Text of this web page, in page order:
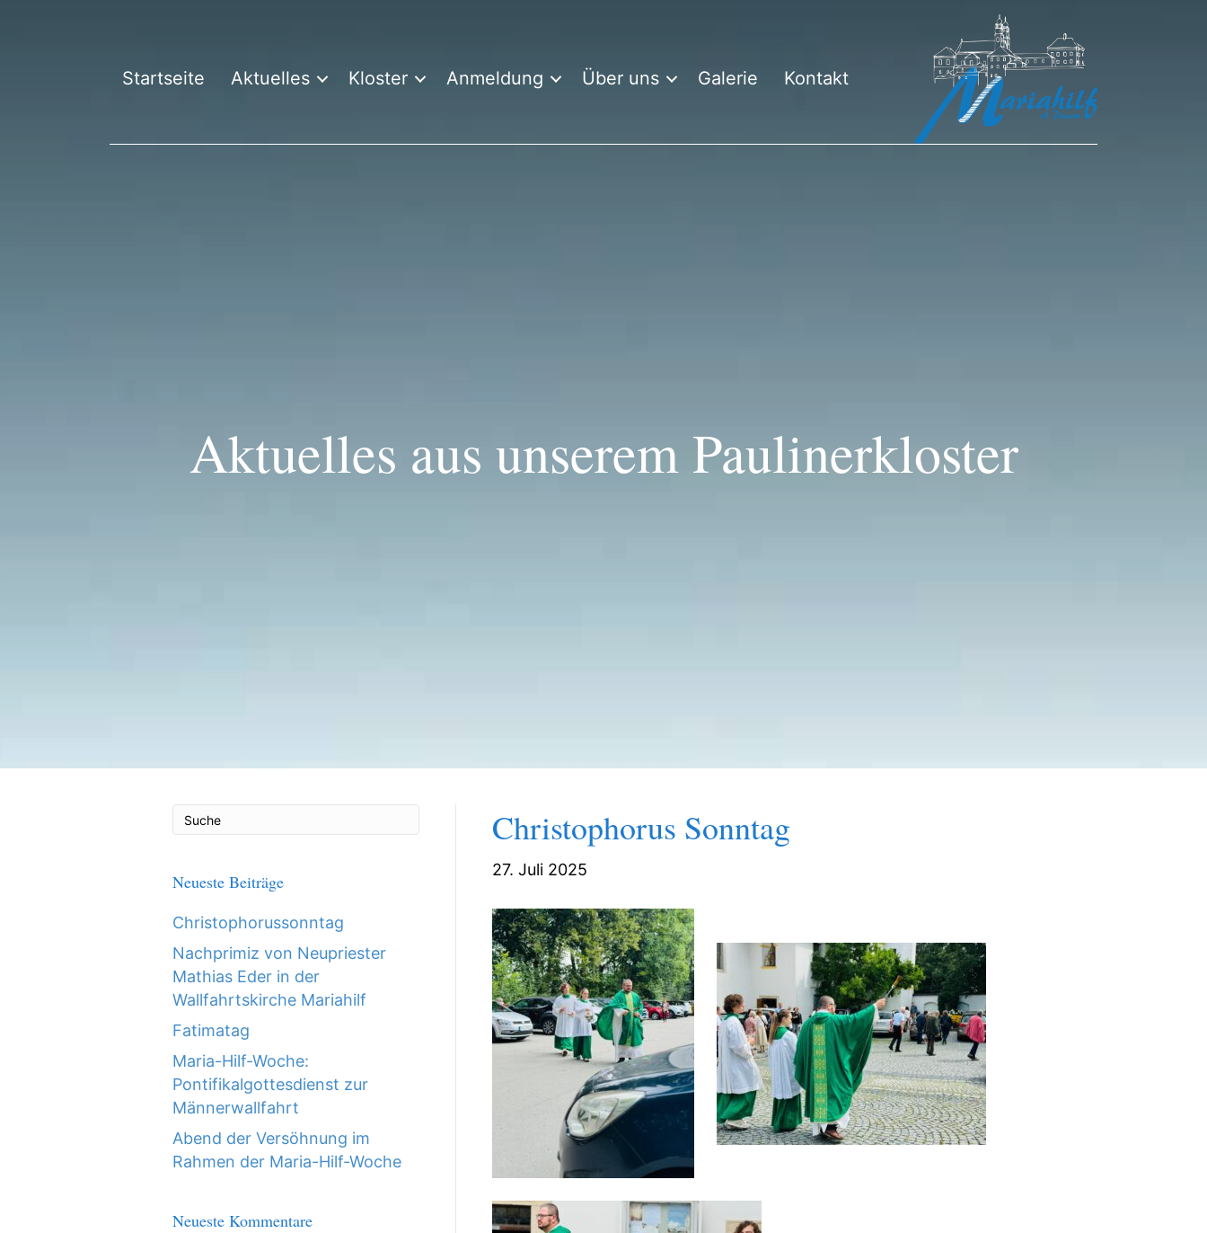
Startseite Aktuelles Kloster Anmeldung Über uns Galerie Kontakt
Aktuelles aus unserem Paulinerkloster
Neueste Beiträge
Christophorussonntag
Nachprimiz von Neupriester
Mathias Eder in der
Wallfahrtskirche Mariahilf
Fatimatag
Maria-Hilf-Woche:
Pontifikalgottesdienst zur
Männerwallfahrt
Abend der Versöhnung im
Rahmen der Maria-Hilf-Woche
Neueste Kommentare
Christophorus Sonntag
27. Juli 2025